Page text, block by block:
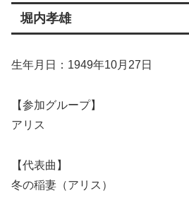
堀内孝雄
生年月日：1949年10月27日
【参加グループ】
アリス
【代表曲】
冬の稲妻（アリス）